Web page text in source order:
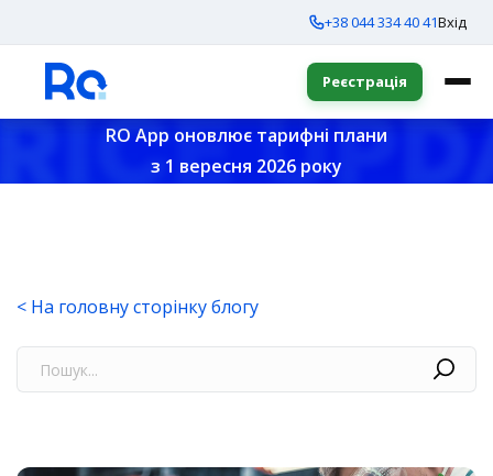
+38 044 334 40 41Вхід
Реєстрація
RO App оновлює тарифні плани
з 1 вересня 2026 року
< На головну сторінку блогу